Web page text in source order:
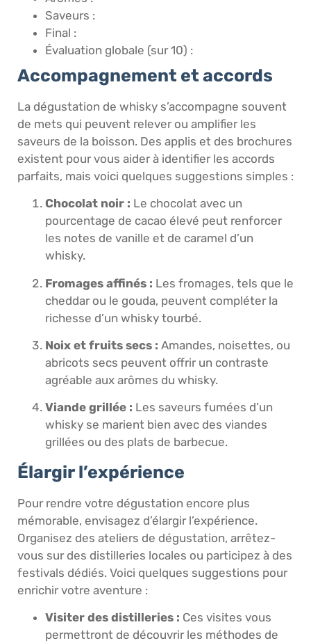
Saveurs :
Final :
Évaluation globale (sur 10) :
Accompagnement et accords
La dégustation de whisky s’accompagne souvent
de mets qui peuvent relever ou amplifier les
saveurs de la boisson. Des applis et des brochures
existent pour vous aider à identifier les accords
parfaits, mais voici quelques suggestions simples :
Chocolat noir : Le chocolat avec un
pourcentage de cacao élevé peut renforcer
les notes de vanille et de caramel d’un
whisky.
Fromages affinés : Les fromages, tels que le
cheddar ou le gouda, peuvent compléter la
richesse d’un whisky tourbé.
Noix et fruits secs : Amandes, noisettes, ou
abricots secs peuvent offrir un contraste
agréable aux arômes du whisky.
Viande grillée : Les saveurs fumées d’un
whisky se marient bien avec des viandes
grillées ou des plats de barbecue.
Élargir l’expérience
Pour rendre votre dégustation encore plus
mémorable, envisagez d’élargir l’expérience.
Organisez des ateliers de dégustation, arrêtez-
vous sur des distilleries locales ou participez à des
festivals dédiés. Voici quelques suggestions pour
enrichir votre aventure :
Visiter des distilleries : Ces visites vous
permettront de découvrir les méthodes de